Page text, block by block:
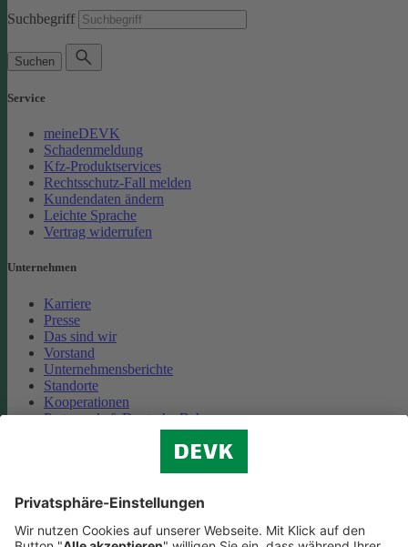
Suchbegriff
Suchen
Service
meineDEVK
Schadenmeldung
Kfz-Produktservices
Rechtsschutz-Fall melden
Kundendaten ändern
Leichte Sprache
Vertrag widerrufen
Unternehmen
Karriere
Presse
Das sind wir
Vorstand
Unternehmensberichte
Standorte
Kooperationen
Partnerschaft Deutsche Bahn